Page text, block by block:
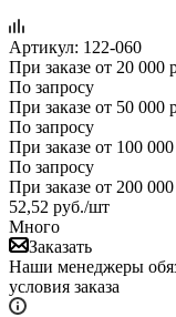
Артикул: 122-060
При заказе от 20 000
По запросу
При заказе от 50 000
По запросу
При заказе от 100
По запросу
При заказе от 200
52,52 руб./шт
Много
Заказать
Наши менеджеры
условия заказа